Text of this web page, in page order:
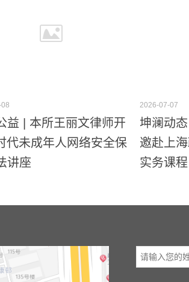
益 | 本所王丽文律师开
代未成年人网络安全保
讲座
2026-07-07
坤澜动
邀赴上
实务课程